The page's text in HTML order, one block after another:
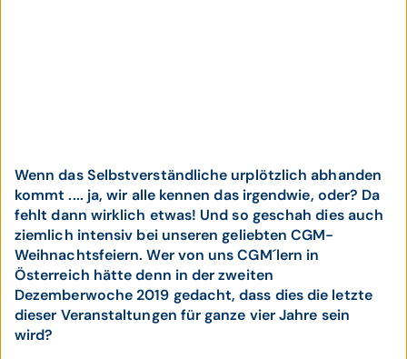
Wenn das Selbstverständliche urplötzlich abhanden
kommt .... ja, wir alle kennen das irgendwie, oder? Da
fehlt dann wirklich etwas! Und so geschah dies auch
ziemlich intensiv bei unseren geliebten CGM-
Weihnachtsfeiern. Wer von uns CGM´lern in
Österreich hätte denn in der zweiten
Dezemberwoche 2019 gedacht, dass dies die letzte
dieser Veranstaltungen für ganze vier Jahre sein
wird?